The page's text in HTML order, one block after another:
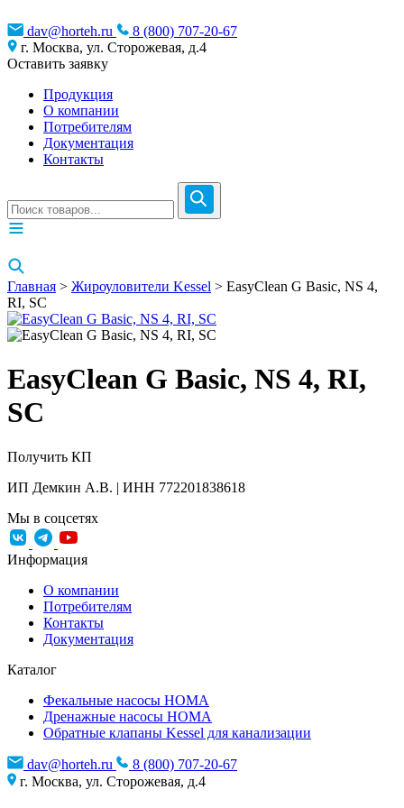
dav@horteh.ru
8 (800) 707-20-67
г. Москва, ул. Сторожевая, д.4
Оставить заявку
Продукция
О компании
Потребителям
Документация
Контакты
Главная > Жироуловители Kessel > EasyClean G Basic, NS 4,
RI, SC
EasyClean G Basic, NS 4, RI,
SC
Получить КП
ИП Демкин А.В. | ИНН 772201838618
Мы в соцсетях
Информация
О компании
Потребителям
Контакты
Документация
Каталог
Фекальные насосы HOMA
Дренажные насосы HOMA
Обратные клапаны Kessel для канализации
dav@horteh.ru
8 (800) 707-20-67
г. Москва, ул. Сторожевая, д.4